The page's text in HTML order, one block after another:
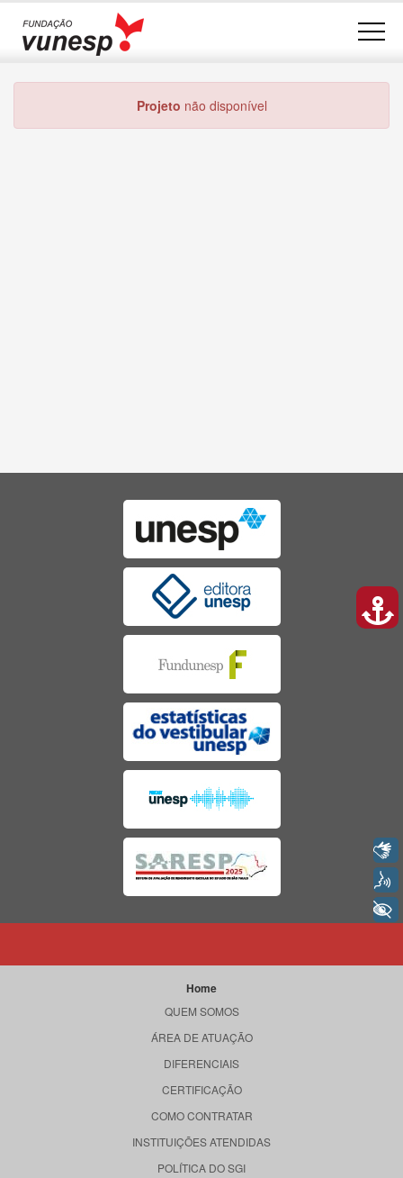
Projeto não disponível
Home
QUEM SOMOS
ÁREA DE ATUAÇÃO
DIFERENCIAIS
CERTIFICAÇÃO
COMO CONTRATAR
INSTITUIÇÕES ATENDIDAS
POLÍTICA DO SGI